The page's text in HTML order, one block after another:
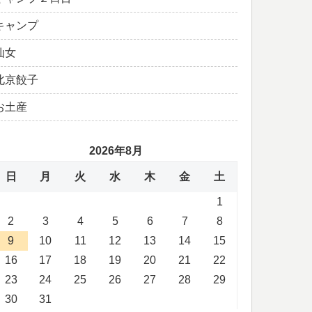
ャンプ
女
京餃子
土産
2026年8月
日 月 火 水 木 金 土
1
2
3 4 5 6 7
8
9
10 11 12 13 14
15
16
17 18 19 20 21
22
23
24 25 26 27 28
29
30
31